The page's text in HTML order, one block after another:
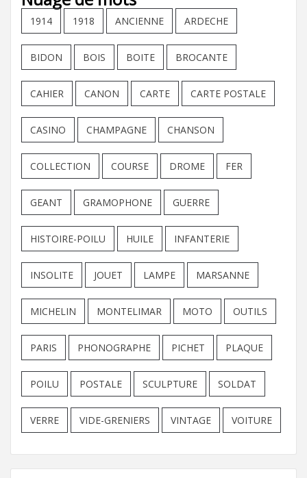
1914 1918 ANCIENNE ARDECHE
BIDON BOIS BOITE BROCANTE
CAHIER CANON CARTE CARTE POSTALE
CASINO CHAMPAGNE CHANSON
COLLECTION COURSE DROME FER
GEANT GRAMOPHONE GUERRE
HISTOIRE-POILU HUILE INFANTERIE
INSOLITE JOUET LAMPE MARSANNE
MICHELIN MONTELIMAR MOTO OUTILS
PARIS PHONOGRAPHE PICHET PLAQUE
POILU POSTALE SCULPTURE SOLDAT
VERRE VIDE-GRENIERS VINTAGE VOITURE